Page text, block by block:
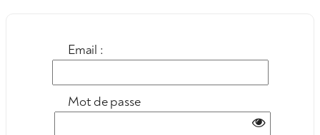
Email :
Mot de passe